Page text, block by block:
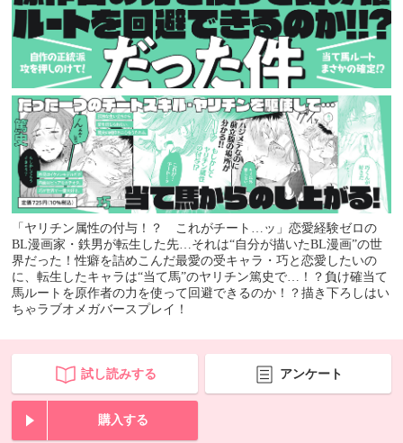
「ヤリチン属性の付与！？ これがチート…ッ」恋愛経験ゼロの
BL漫画家・鉄男が転生した先…それは“自分が描いたBL漫画”の世
界だった！性癖を詰めこんだ最愛の受キャラ・巧と恋愛したいの
に、転生したキャラは“当て馬”のヤリチン篤史で…！？負け確当て
馬ルートを原作者の力を使って回避できるのか！？描き下ろしはい
ちゃラブオメガバースプレイ！
試し読みする アンケート
購入する